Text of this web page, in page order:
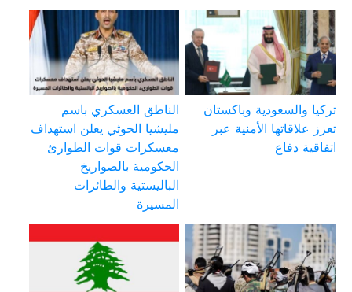
تركيا والسعودية وباكستان
تعزز علاقاتها الأمنية عبر
اتفاقية دفاع
الناطق العسكري باسم
مليشيا الحوثي يعلن استهداف
معسكرات قوات الطوارئ
الحكومية بالصواريخ
الباليستية والطائرات
المسيرة